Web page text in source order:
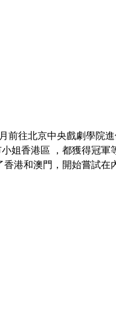
前往北京中央戲劇學院
姐香港區 ，都獲得冠軍
港和澳門，開始嘗試在